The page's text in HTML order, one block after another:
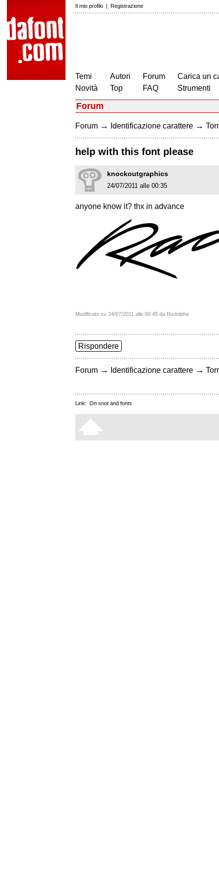
Il mio profilo | Registrazione
Temi
Novità
Autori
Top
Forum
FAQ
Carica un
Strumenti
Forum
Forum → Identificazione carattere →
help with this font please
knockoutgraphics
24/07/2011 alle 00:35
anyone know it? thx in advance
Modificato su 24/07/2011 alle 00:45 da Rodolphe
Rispondere
Forum → Identificazione carattere →
Link: On snot and fonts